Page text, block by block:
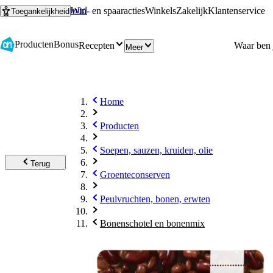
Ga naar hoofdinhoud
Ga naar zoeken
ToegankelijkheidWin- en spaaractiesWinkelsZakelijkKlantenservice
ProductenBonusRecepten Meer
Terug
Home
Producten
Soepen, sauzen, kruiden, olie
Groenteconserven
Peulvruchten, bonen, erwten
Bonenschotel en bonenmix